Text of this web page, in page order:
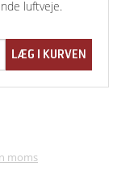
luftveje.
moms